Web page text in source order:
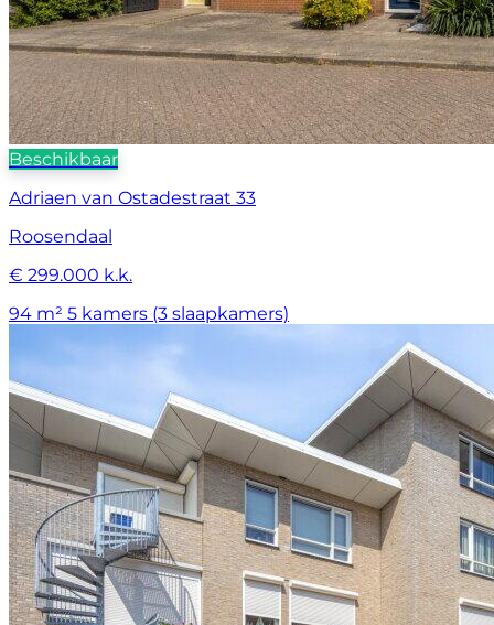
Beschikbaar
Adriaen van Ostadestraat 33
Roosendaal
€ 299.000 k.k.
94 m² 5 kamers (3 slaapkamers)